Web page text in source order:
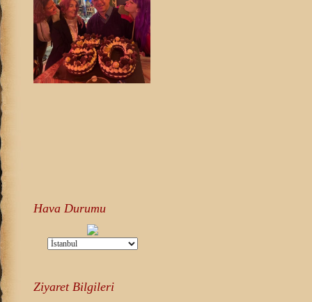
Hava Durumu
Ziyaret Bilgileri